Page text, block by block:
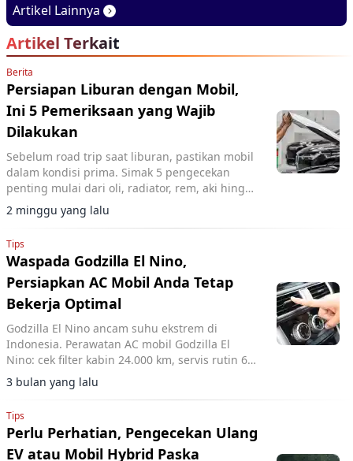
GIIAS 2026
Artikel Lainnya
Artikel Terkait
Berita
Persiapan Liburan dengan Mobil,
Ini 5 Pemeriksaan yang Wajib
Dilakukan
Sebelum road trip saat liburan, pastikan mobil
dalam kondisi prima. Simak 5 pengecekan
penting mulai dari oli, radiator, rem, aki hingga
waktu servis agar perjalanan keluarga tetap
aman.
2 minggu yang lalu
Tips
Waspada Godzilla El Nino,
Persiapkan AC Mobil Anda Tetap
Bekerja Optimal
Godzilla El Nino ancam suhu ekstrem di
Indonesia. Perawatan AC mobil Godzilla El
Nino: cek filter kabin 24.000 km, servis rutin 6
bulan untuk kinerja optimal.
3 bulan yang lalu
Tips
Perlu Perhatian, Pengecekan Ulang
EV atau Mobil Hybrid Paska